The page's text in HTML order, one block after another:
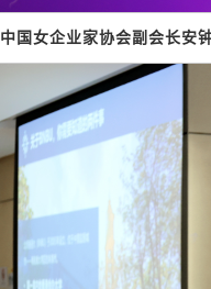
中国女企业家协会副会长安